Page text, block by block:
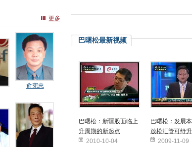
更多
俞宪忠
巴曙松最新视频
巴曙松：新疆股面临上
升周期的新起点
2010-10-04
巴曙松：发展
放松汇管可纾
2009-11-09